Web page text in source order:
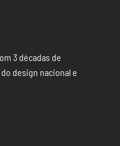
3 décadas de
design nacional e